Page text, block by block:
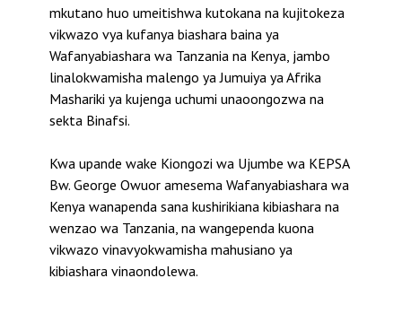
mkutano huo umeitishwa kutokana na kujitokeza
vikwazo vya kufanya biashara baina ya
Wafanyabiashara wa Tanzania na Kenya, jambo
linalokwamisha malengo ya Jumuiya ya Afrika
Mashariki ya kujenga uchumi unaoongozwa na
sekta Binafsi.
Kwa upande wake Kiongozi wa Ujumbe wa KEPSA
Bw. George Owuor amesema Wafanyabiashara wa
Kenya wanapenda sana kushirikiana kibiashara na
wenzao wa Tanzania, na wangependa kuona
vikwazo vinavyokwamisha mahusiano ya
kibiashara vinaondolewa.